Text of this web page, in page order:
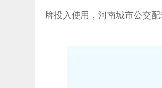
牌投入使用，河南城市公交